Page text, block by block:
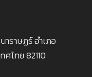
าราษฏร์ อำเภอ
ไทย 82110